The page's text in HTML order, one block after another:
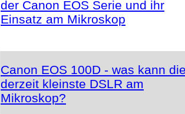
der Canon EOS Serie und ihr
Einsatz am Mikroskop
Canon EOS 100D - was kann
derzeit kleinste DSLR am
Mikroskop?